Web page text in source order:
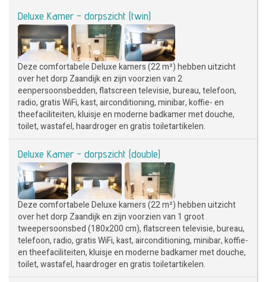
Deluxe Kamer - dorpszicht (twin)
Deze comfortabele Deluxe kamers (22 m²) hebben uitzicht
over het dorp Zaandijk en zijn voorzien van 2
eenpersoonsbedden, flatscreen televisie, bureau, telefoon,
radio, gratis WiFi, kast, airconditioning, minibar, koffie- en
theefaciliteiten, kluisje en moderne badkamer met douche,
toilet, wastafel, haardroger en gratis toiletartikelen.
Deluxe Kamer - dorpszicht (double)
Deze comfortabele Deluxe kamers (22 m²) hebben uitzicht
over het dorp Zaandijk en zijn voorzien van 1 groot
tweepersoonsbed (180x200 cm), flatscreen televisie, bureau,
telefoon, radio, gratis WiFi, kast, airconditioning, minibar, koffie-
en theefaciliteiten, kluisje en moderne badkamer met douche,
toilet, wastafel, haardroger en gratis toiletartikelen.